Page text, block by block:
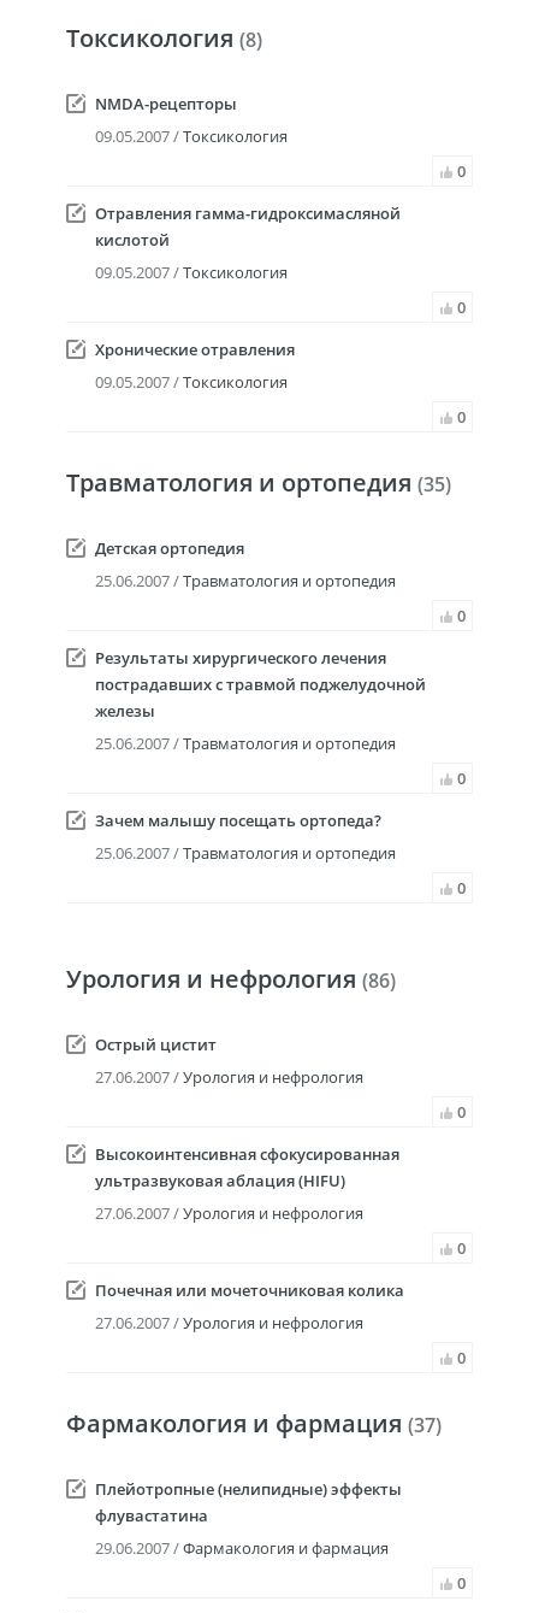
Токсикология (8)
NMDA-рецепторы
09.05.2007 /Токсикология
0
Отравления гамма-гидроксимасляной
кислотой
09.05.2007 /Токсикология
0
Хронические отравления
09.05.2007 /Токсикология
0
Травматология и ортопедия (35)
Детская ортопедия
25.06.2007 /Травматология и ортопедия
0
Результаты хирургического лечения
пострадавших с травмой поджелудочной
железы
25.06.2007 /Травматология и ортопедия
0
Зачем малышу посещать ортопеда?
25.06.2007 /Травматология и ортопедия
0
Урология и нефрология (86)
Острый цистит
27.06.2007 /Урология и нефрология
0
Высокоинтенсивная сфокусированная
ультразвуковая аблация (HIFU)
27.06.2007 /Урология и нефрология
0
Почечная или мочеточниковая колика
27.06.2007 /Урология и нефрология
0
Фармакология и фармация (37)
Плейотропные (нелипидные) эффекты
флувастатина
29.06.2007 /Фармакология и фармация
0